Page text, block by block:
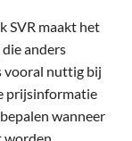
SVR maakt het
die anders
vooral nuttig bij
prijsinformatie
wanneer